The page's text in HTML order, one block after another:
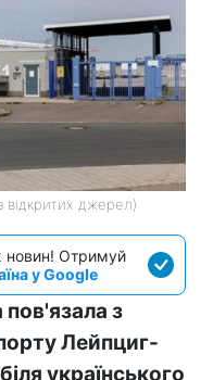
відкритих джерел)
новин! Отримуй
у Google
з
Лейпциг-
українського